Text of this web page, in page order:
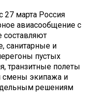
27 марта Россия
авиасообщение с
составляют
санитарные и
пустых
транзитные полеты
смены экипажа и
решениям